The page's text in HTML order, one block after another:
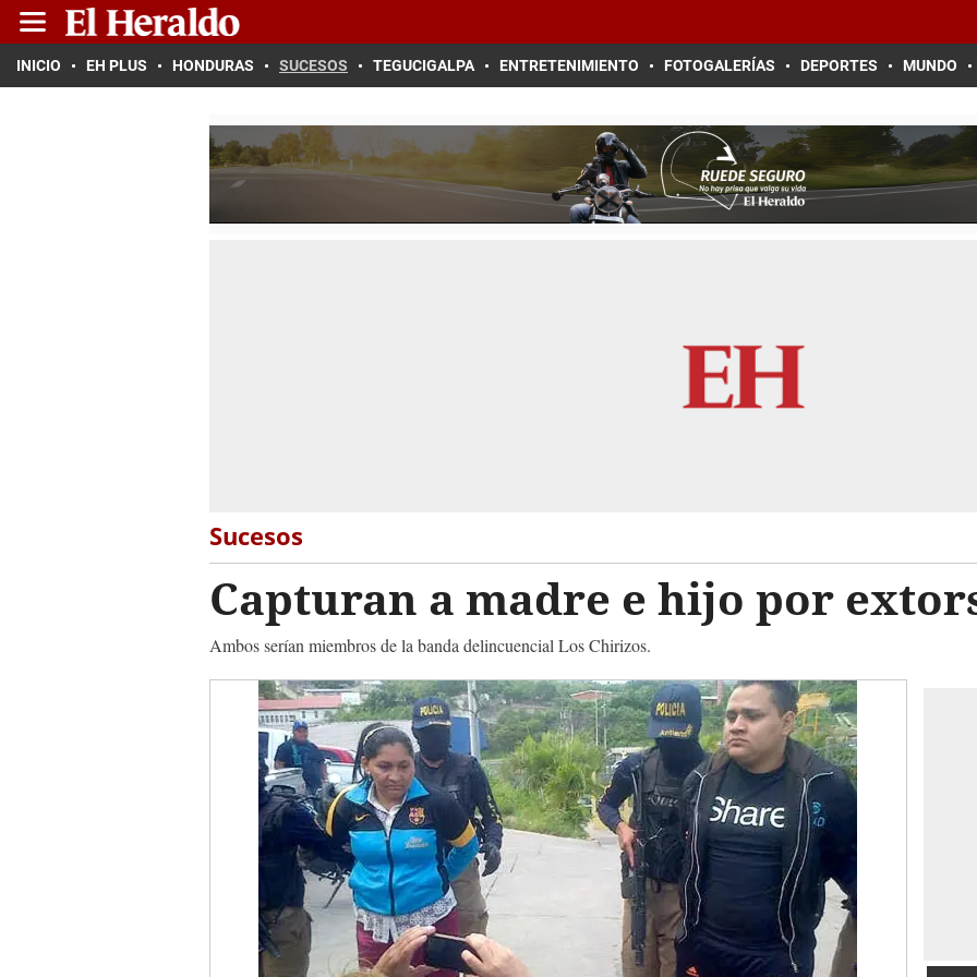
INICIO EH PLUS HONDURAS SUCESOS TEGUCIGALPA ENTRETENIMIENTO FOTOGALERÍAS DEPORTES MUNDO
Sucesos
Capturan a madre e hijo por
Ambos serían miembros de la banda delincuencial Los Chirizos.